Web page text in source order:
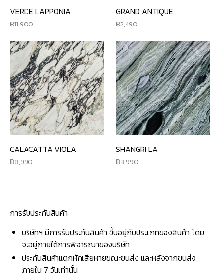
VERDE LAPPONIA
11,900
GRAND ANTIQUE
2,490
CALACATTA VIOLA
8,990
SHANGRI LA
3,990
การรับประกันสินค้า
บริษัทฯ มีการรับประกันสินค้า ขึ้นอยู่กับประเภทของสินค้า โดย
จะอยู่ภายใต้การพิจารณาของบริษัท
ประกันสินค้าแตกหักเสียหายขณะขนส่ง และหลังจากขนส่ง
ภายใน 7 วันเท่านั้น